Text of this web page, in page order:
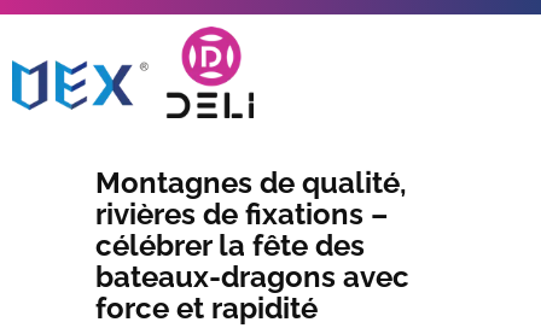
Montagnes de qualité,
rivières de fixations –
célébrer la fête des
bateaux-dragons avec
force et rapidité